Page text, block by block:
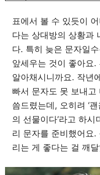
표에서 볼 수 있듯이
다는 상대방의 상황과
다. 특히 늦은 문자일
앞세우는 것이 좋아요
알아채시니까요. 작년
빠서 문자도 못 보내
씀드렸는데, 오히려 ‘
의 선물이다’라고 하
리 문자를 준비했어요
리는 게 좋다는 걸 깨